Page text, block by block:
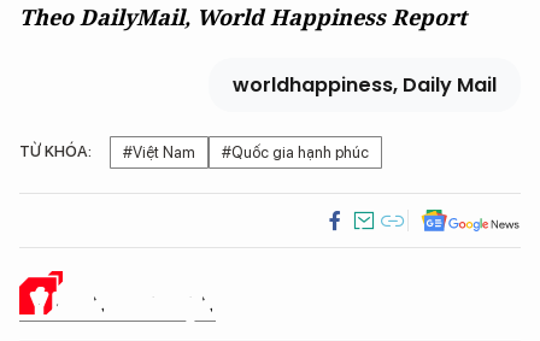
Theo DailyMail, World Happiness Report
worldhappiness, Daily Mail
TỪ KHÓA: #Việt Nam #Quốc gia hạnh phúc
Ý KIẾN CỦA BẠN